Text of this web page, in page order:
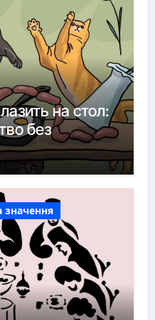
на стол:
без
значення